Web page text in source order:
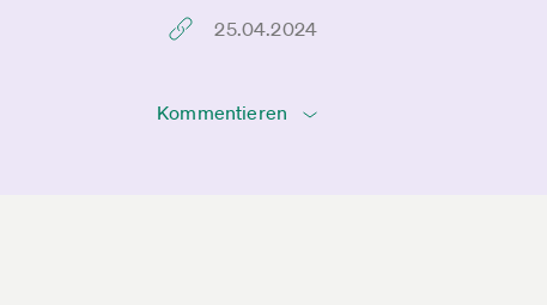
25.04.2024
Kommentieren